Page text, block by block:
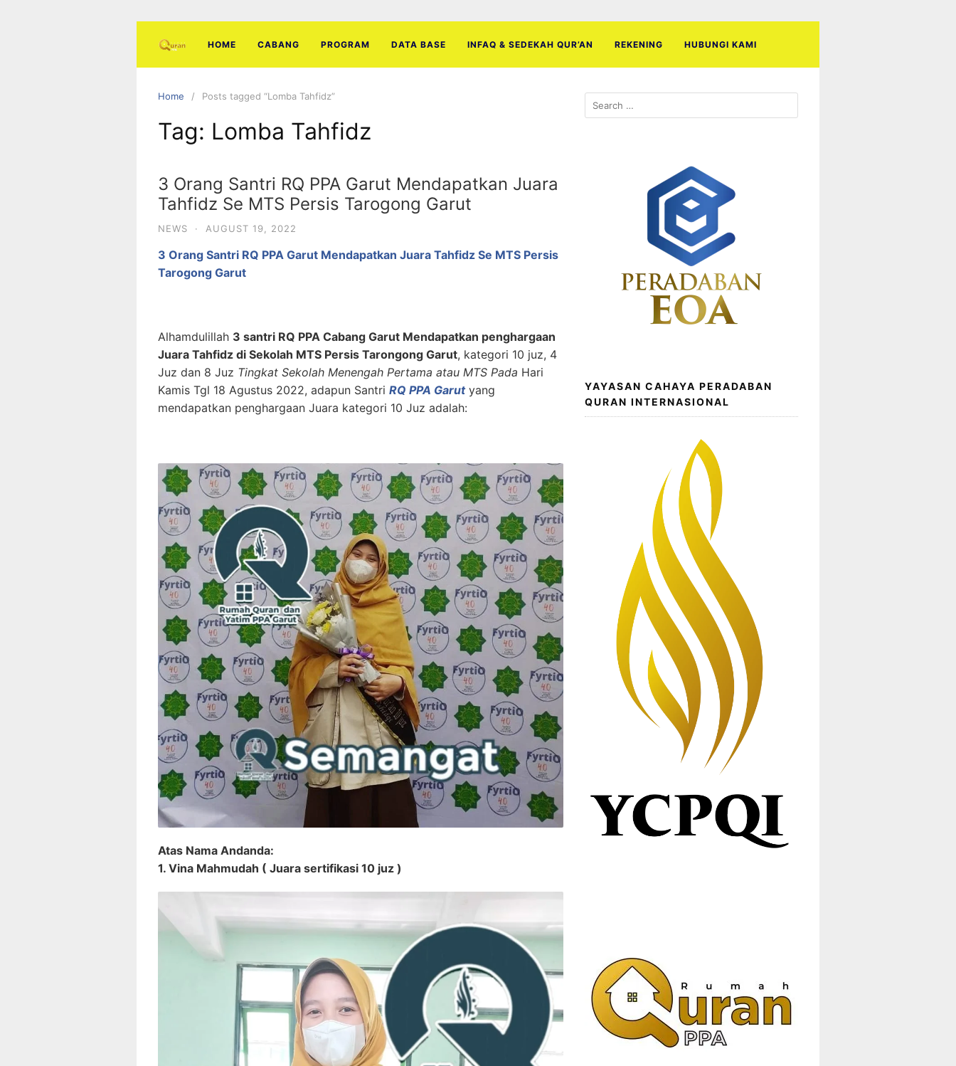
HOME CABANG PROGRAM DATA BASE INFAQ & SEDEKAH QUR’AN REKENING HUBUNGI KAMI
Home Posts tagged “Lomba Tahfidz”
Tag: Lomba Tahfidz
3 Orang Santri RQ PPA Garut Mendapatkan Juara
Tahfidz Se MTS Persis Tarogong Garut
NEWS · AUGUST 19, 2022
3 Orang Santri RQ PPA Garut Mendapatkan Juara Tahfidz Se MTS Persis
Tarogong Garut
Alhamdulillah 3 santri RQ PPA Cabang Garut Mendapatkan penghargaan
Juara Tahfidz di Sekolah MTS Persis Tarongong Garut, kategori 10 juz, 4
Juz dan 8 Juz Tingkat Sekolah Menengah Pertama atau MTS Pada Hari
Kamis Tgl 18 Agustus 2022, adapun Santri RQ PPA Garutyang
mendapatkan penghargaan Juara kategori 10 Juz adalah:
Atas Nama Andanda:
1. Vina Mahmudah ( Juara sertifikasi 10 juz )
Search
for:
YAYASAN CAHAYA PERADABAN
QURAN INTERNASIONAL